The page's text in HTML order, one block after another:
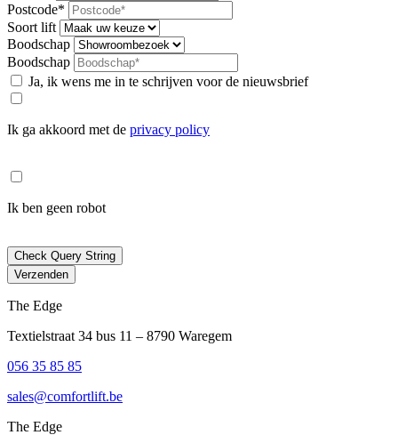
Postcode*
Soort lift
Boodschap
Boodschap
Ja, ik wens me in te schrijven voor de nieuwsbrief
Ik ga akkoord met de privacy policy
Ik ben geen robot
Check Query String
Verzenden
The Edge
Textielstraat 34 bus 11 – 8790 Waregem
056 35 85 85
sales@comfortlift.be
The Edge